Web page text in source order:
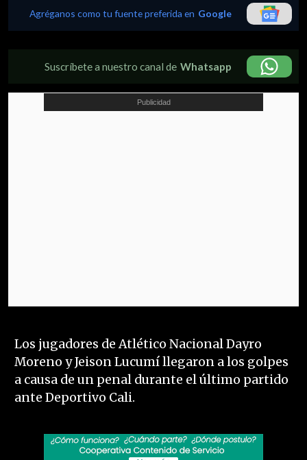
Agréganos como tu fuente preferida en Google
Suscríbete a nuestro canal de Whatsapp
Los jugadores de Atlético Nacional Dayro
Moreno y Jeison Lucumí llegaron a los golpes
a causa de un penal durante el último partido
ante Deportivo Cali.